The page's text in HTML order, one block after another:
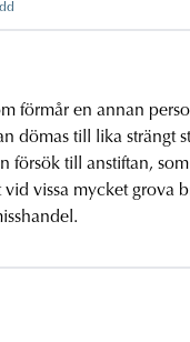
förmår en annan
dömas till lika strängt
försök till anstiftan,
vid vissa mycket grova